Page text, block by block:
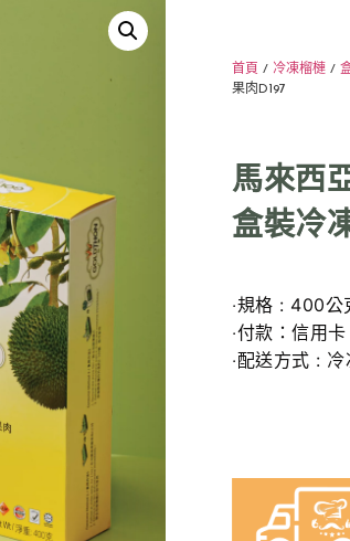
首頁 / 冷凍榴槤 /
果肉D197
馬來西
盒裝冷
‧規格 : 400
‧付款：信用
‧配送方式 :